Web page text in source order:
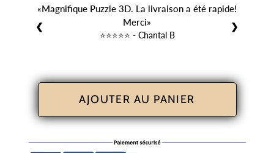
Magnifique Puzzle 3D. La livraison a été rapide!
Merci
⭐️⭐️⭐️⭐️⭐️ - Chantal B
❮ ❯
AJOUTER AU PANIER